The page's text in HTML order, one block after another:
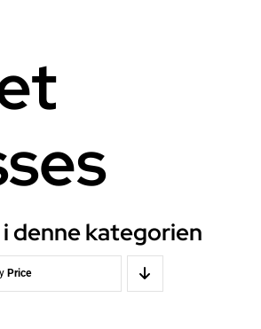
denne kategorien
Price